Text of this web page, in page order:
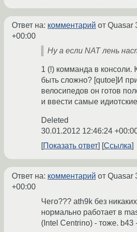
Ответ на: комментарий от Quasar
+00:00
Ну а если NAT лень
1 (!) комманда в консоли.
быть сложно? [qutoe]И
велосипедов он готов
и ввести самые
Deleted
30.01.2012 12:46:24
Показать ответ
Ссылка
Ответ на: комментарий от Quasar
+00:00
Чего??? ath9k без
нормально работает в
(Intel Centrino) - тоже.